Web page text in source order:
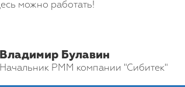
можно работать!
Владимир Булавин
Начальник РММ компании "Сибитек"